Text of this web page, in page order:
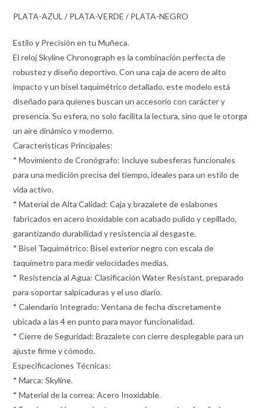
PLATA-AZUL / PLATA-VERDE / PLATA-NEGRO
Estilo y Precisión en tu Muñeca.
El reloj Skyline Chronograph es la combinación perfecta de
robustez y diseño deportivo. Con una caja de acero de alto
impacto y un bisel taquimétrico detallado, este modelo está
diseñado para quienes buscan un accesorio con carácter y
presencia. Su esfera, no solo facilita la lectura, sino que le otorga
un aire dinámico y moderno.
Características Principales:
* Movimiento de Cronógrafo: Incluye subesferas funcionales
para una medición precisa del tiempo, ideales para un estilo de
vida activo.
* Material de Alta Calidad: Caja y brazalete de eslabones
fabricados en acero inoxidable con acabado pulido y cepillado,
garantizando durabilidad y resistencia al desgaste.
* Bisel Taquimétrico: Bisel exterior negro con escala de
taquímetro para medir velocidades medias.
* Resistencia al Agua: Clasificación Water Resistant, preparado
para soportar salpicaduras y el uso diario.
* Calendario Integrado: Ventana de fecha discretamente
ubicada a las 4 en punto para mayor funcionalidad.
* Cierre de Seguridad: Brazalete con cierre desplegable para un
ajuste firme y cómodo.
Especificaciones Técnicas:
* Marca: Skyline.
* Material de la correa: Acero Inoxidable.